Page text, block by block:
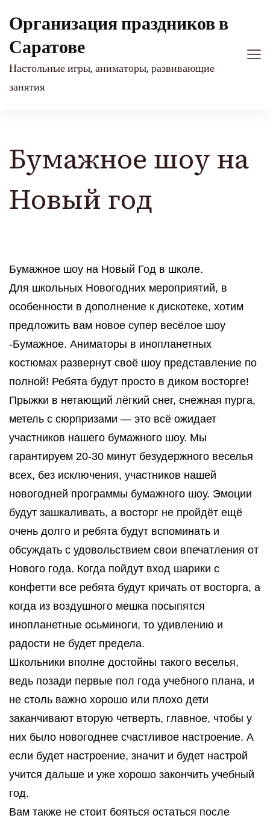
Организация праздников в
Саратове
Настольные игры, аниматоры, развивающие
занятия
Бумажное шоу на
Новый год
Бумажное шоу на Новый Год в школе.
Для школьных Новогодних мероприятий, в
особенности в дополнение к дискотеке, хотим
предложить вам новое супер весёлое шоу
-Бумажное. Аниматоры в инопланетных
костюмах развернут своё шоу представление по
полной! Ребята будут просто в диком восторге!
Прыжки в нетающий лёгкий снег, снежная пурга,
метель с сюрпризами — это всё ожидает
участников нашего бумажного шоу. Мы
гарантируем 20-30 минут безудержного веселья
всех, без исключения, участников нашей
новогодней программы бумажного шоу. Эмоции
будут зашкаливать, а восторг не пройдёт ещё
очень долго и ребята будут вспоминать и
обсуждать с удовольствием свои впечатления от
Нового года. Когда пойдут вход шарики с
конфетти все ребята будут кричать от восторга, а
когда из воздушного мешка посыпятся
инопланетные осьминоги, то удивлению и
радости не будет предела.
Школьники вполне достойны такого веселья,
ведь позади первые пол года учебного плана, и
не столь важно хорошо или плохо дети
заканчивают вторую четверть, главное, чтобы у
них было новогоднее счастливое настроение. А
если будет настроение, значит и будет настрой
учится дальше и уже хорошо закончить учебный
год.
Вам также не стоит бояться остаться после